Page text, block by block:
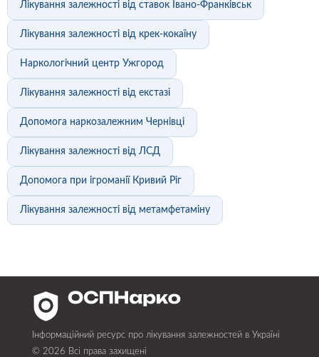
Лікування залежності від ставок Івано-Франківськ
Лікування залежності від крек-кокаїну
Наркологічний центр Ужгород
Лікування залежності від екстазі
Допомога наркозалежним Чернівці
Лікування залежності від ЛСД
Допомога при ігроманії Кривий Ріг
Лікування залежності від метамфетаміну
Інформаційний ресурс про лікування залежностей в Україні
© 2026 Всі права захищені